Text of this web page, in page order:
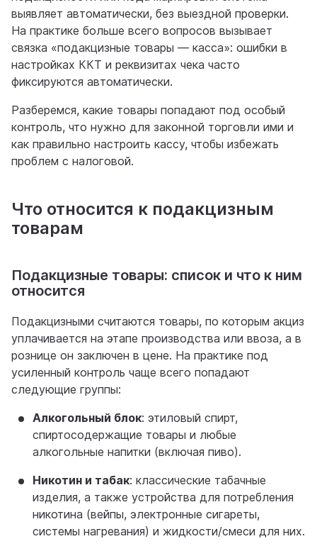
выявляет автоматически, без выездной проверки.
На практике больше всего вопросов вызывает
связка «подакцизные товары — касса»: ошибки в
настройках ККТ и реквизитах чека часто
фиксируются автоматически.
Разберемся, какие товары попадают под особый
контроль, что нужно для законной торговли ими и
как правильно настроить кассу, чтобы избежать
проблем с налоговой.
Что относится к подакцизным
товарам
Подакцизные товары: список и что к ним
относится
Подакцизными считаются товары, по которым акциз
уплачивается на этапе производства или ввоза, а в
рознице он заключен в цене. На практике под
усиленный контроль чаще всего попадают
следующие группы:
Алкогольный блок: этиловый спирт,
спиртосодержащие товары и любые
алкогольные напитки (включая пиво).
Никотин и табак: классические табачные
изделия, а также устройства для потребления
никотина (вейпы, электронные сигареты,
системы нагревания) и жидкости/смеси для них.